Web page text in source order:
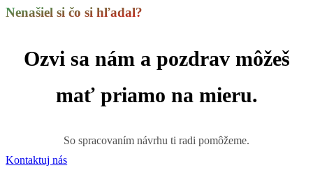
Nenašiel si čo si hľadal?
Ozvi sa nám a pozdrav môžeš
mať priamo na mieru.
So spracovaním návrhu ti radi pomôžeme.
Kontaktuj nás